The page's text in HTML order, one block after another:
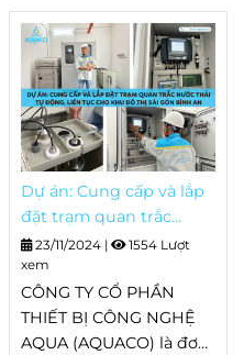
thải.
Dự án: Cung cấp và lắp
đặt trạm quan trắc
nước thải tự động, liên
tục cho Khu Đô Thị Sài
Gòn Bình An
23/11/2024 |
1554 Lượt
xem
CÔNG TY CỔ PHẦN
THIẾT BỊ CÔNG NGHỆ
AQUA (AQUACO) là đơn